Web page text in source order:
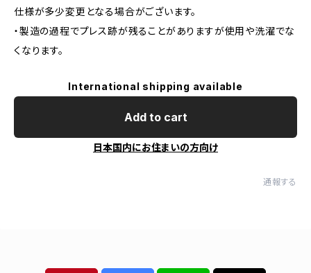
仕様が多少変更となる場合がございます。
・製造の過程でプレス跡が残ることがありますが使用や洗濯でな
くなります。
International shipping available
Add to cart
日本国内にお住まいの方向け
通報する